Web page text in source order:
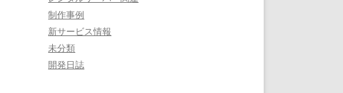
制作事例
新サービス情報
未分類
開発日誌